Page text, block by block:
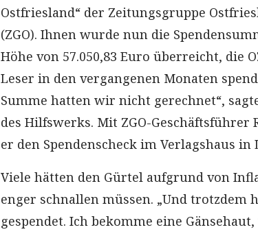
Ostfriesland“ der Zeitungsgruppe
(ZGO). Ihnen wurde nun die
Höhe von 57.050,83 Euro überreicht, die
Leser in den vergangenen Monaten
Summe hatten wir nicht gerechnet“,
des Hilfswerks. Mit ZGO-
er den Spendenscheck im Verlagshaus in
Viele hätten den Gürtel aufgrund von
enger schnallen müssen. „Und trotzdem
gespendet. Ich bekomme eine